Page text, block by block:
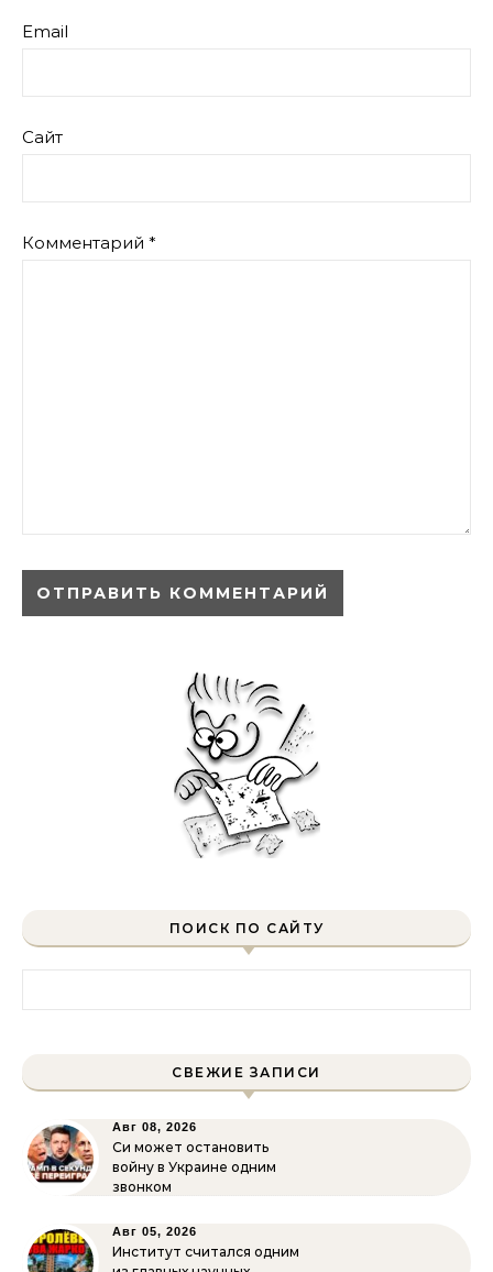
Email
Сайт
Комментарий *
ПОИСК ПО САЙТУ
СВЕЖИЕ ЗАПИСИ
Авг 08, 2026
Си может остановить
войну в Украине одним
звонком
Авг 05, 2026
Институт считался одним